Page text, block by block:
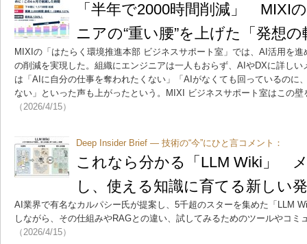
「半年で2000時間削減」 MIXI
ニアの“重い腰”を上げた「発想
MIXIの「はたらく環境推進本部 ビジネスサポート室」では、AI活用を
の削減を実現した。組織にエンジニアは一人もおらず、AIやDXに詳し
は「AIに自分の仕事を奪われたくない」「AIがなくても回っているのに
ない」といった声も上がったという。MIXI ビジネスサポート室はこの
（2026/4/15）
Deep Insider Brief ― 技術の“今”にひと言コメント：
これなら分かる「LLM Wiki」
し、使える知識に育てる新しい
AI業界で有名なカルパシー氏が提案し、5千超のスターを集めた「LLM
しながら、その仕組みやRAGとの違い、試してみるためのツールやコミ
（2026/4/15）